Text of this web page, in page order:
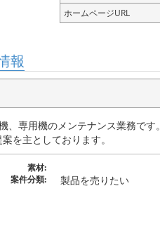
ホームページURL
報
、専用機のメンテナンス業務で
を主としております。
素材:
案件分類:
製品を売りたい